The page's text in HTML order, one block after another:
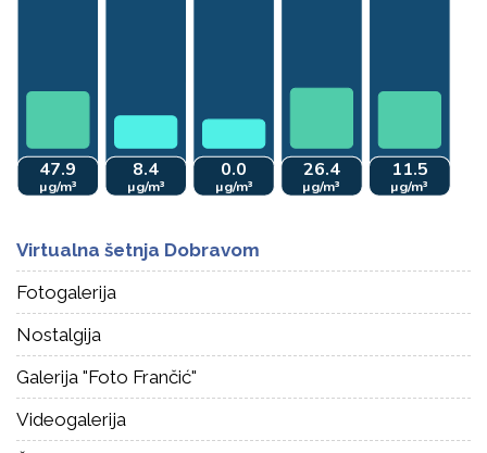
Virtualna šetnja Dobravom
Fotogalerija
Nostalgija
Galerija "Foto Frančić"
Videogalerija